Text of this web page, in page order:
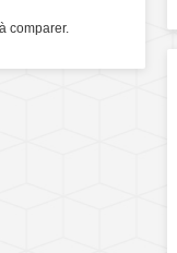
comparer.